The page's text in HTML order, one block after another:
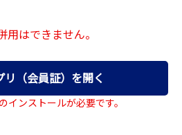
はできません。
リ（会員証）を開く
ンストールが必要です。